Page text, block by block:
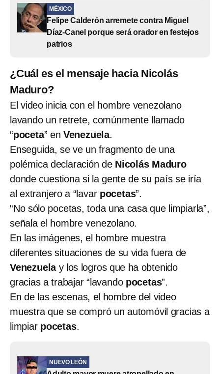
MÉXICO
Felipe Calderón arremete contra Miguel
Díaz-Canel porque será orador en festejos
patrios
¿Cuál es el mensaje hacia Nicolás
Maduro?
El video inicia con el hombre venezolano
lavando un retrete, comúnmente llamado
“poceta” en Venezuela.
Enseguida, se ve un fragmento de una
polémica declaración de Nicolás Maduro
donde cuestiona si la gente de su país se iría
al extranjero a “lavar pocetas”.
“No sólo pocetas, toda una casa que limpiarla”,
señala el hombre venezolano.
En las imágenes, el hombre muestra
diferentes situaciones de su vida fuera de
Venezuelay los logros que ha obtenido
gracias a trabajar “lavando pocetas”.
En de las escenas, el hombre del video
muestra que se compró un automóvil gracias a
limpiar pocetas.
NUEVO LEÓN